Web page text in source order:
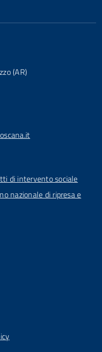
(AR)
di intervento sociale
nazionale di ripresa e